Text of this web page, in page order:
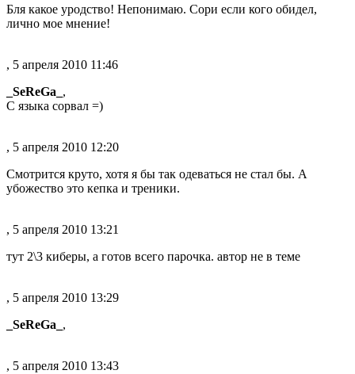
Бля какое уродство! Непонимаю. Сори если кого обидел,
лично мое мнение!
, 5 апреля 2010 11:46
_SeReGa_ ,
С языка сорвал =)
, 5 апреля 2010 12:20
Смотрится круто, хотя я бы так одеваться не стал бы. А
убожество это кепка и треники.
, 5 апреля 2010 13:21
тут 2\3 киберы, а готов всего парочка. автор не в теме
, 5 апреля 2010 13:29
_SeReGa_ ,
, 5 апреля 2010 13:43